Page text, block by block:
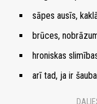
sāpes ausīs,
brūces,
hroniskas
arī tad, ja ir